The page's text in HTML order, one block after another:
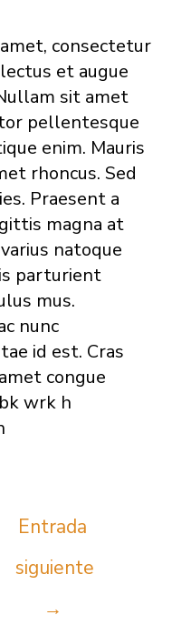
consectetur
et augue
sit amet
pellentesque
enim. Mauris
rhoncus. Sed
Praesent a
magna at
natoque
parturient
mus.
nunc
id est. Cras
congue
wrk h
Entrada
siguiente
→